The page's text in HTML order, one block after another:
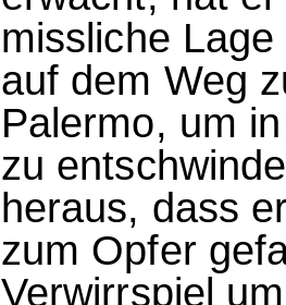
missliche
auf dem Weg
Palermo, um
zu
heraus, dass
zum Opfer
Verwirrspiel